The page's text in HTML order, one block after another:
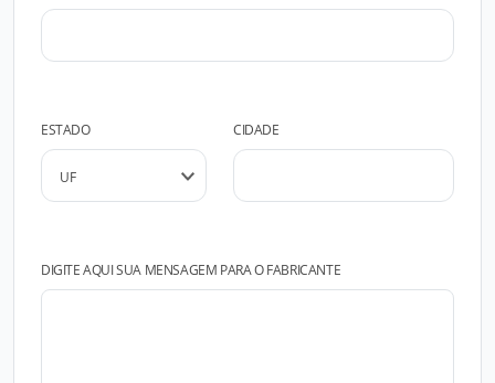
ESTADO CIDADE
DIGITE AQUI SUA MENSAGEM PARA O FABRICANTE